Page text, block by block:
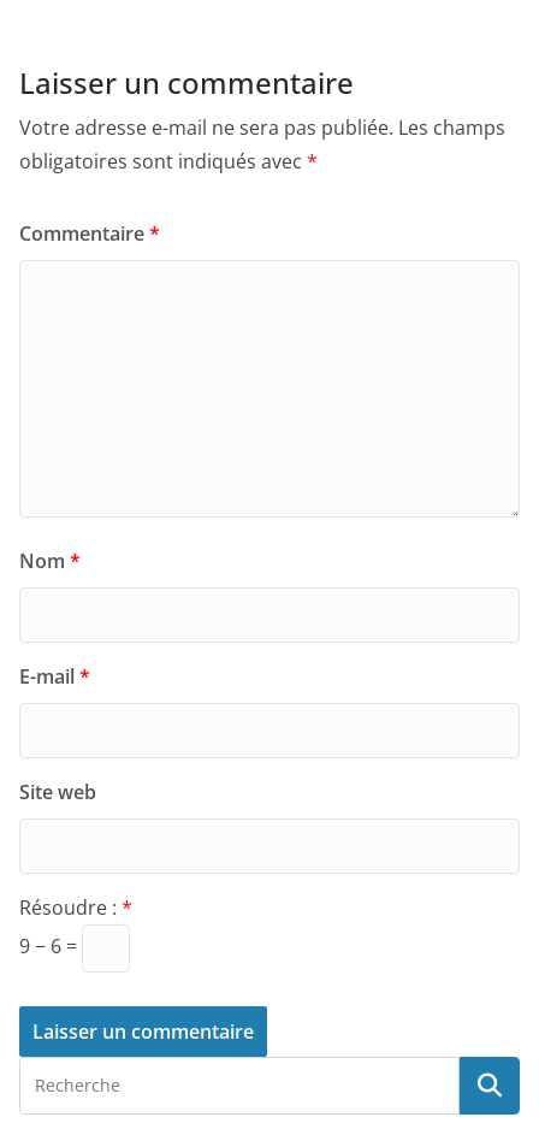
Laisser un commentaire
Votre adresse e-mail ne sera pas publiée. Les champs
obligatoires sont indiqués avec *
Commentaire*
Nom *
E-mail*
Site web
Résoudre : *
9 − 6 =